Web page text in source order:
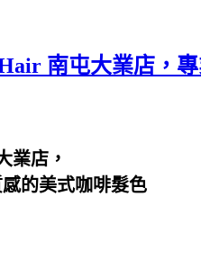
南屯大業店，
業店，
的美式咖啡髮色